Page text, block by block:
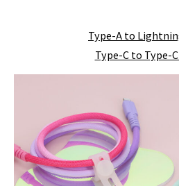
Type-A to
Type-C to Type-